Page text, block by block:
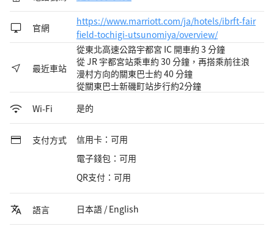
官網
https://www.marriott.com/ja/hotels/ibrft-fair
field-tochigi-utsunomiya/overview/
最近車站
從東北高速公路宇都宮 IC 開車約 3 分鐘
從 JR 宇都宮站乘車約 30 分鐘，再搭乘前往浪
漫村方向的關東巴士約 40 分鐘
從關東巴士新磯町站步行約2分鐘
Wi-Fi
是的
支付方式
信用卡：可用
電子錢包：可用
QR支付：可用
語言 日本語 / English